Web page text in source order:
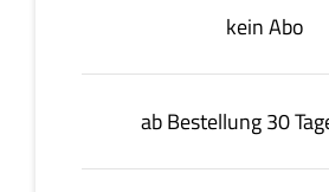
kein Abo
ab Bestellung 30